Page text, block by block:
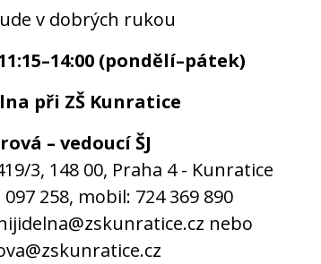
v dobrých rukou
(pondělí–pátek)
při ZŠ Kunratice
– vedoucí ŠJ
3, 148 00, Praha 4 - Kunratice
258, mobil: 724 369 890
nebo